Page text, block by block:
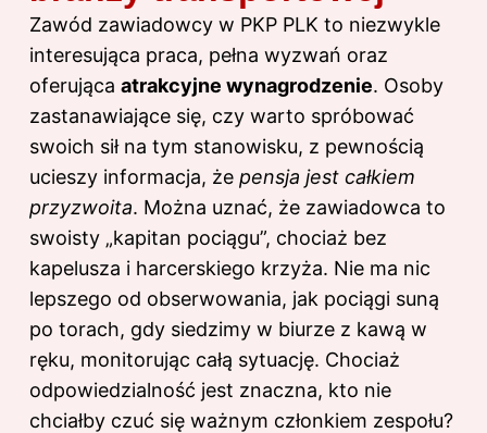
Zawód zawiadowcy w PKP PLK to niezwykle
interesująca praca, pełna wyzwań oraz
oferująca atrakcyjne wynagrodzenie. Osoby
zastanawiające się, czy warto spróbować
swoich sił na tym stanowisku, z pewnością
ucieszy informacja, że pensja jest całkiem
przyzwoita. Można uznać, że zawiadowca to
swoisty „kapitan pociągu”, chociaż bez
kapelusza i harcerskiego krzyża. Nie ma nic
lepszego od obserwowania, jak pociągi suną
po torach, gdy siedzimy w biurze z kawą w
ręku, monitorując całą sytuację. Chociaż
odpowiedzialność jest znaczna, kto nie
chciałby czuć się ważnym członkiem zespołu?